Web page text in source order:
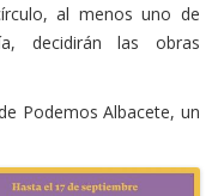
al menos uno de
decidirán las obras
Podemos Albacete, un